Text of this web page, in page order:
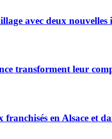
avec deux
transforment leur
franchisés en Alsace et